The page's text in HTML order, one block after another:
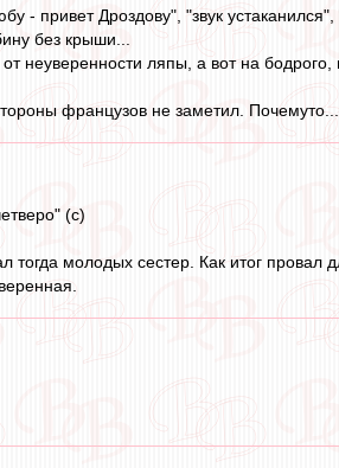
- привет Дроздову", "звук
без крыши...
неуверенности ляпы, а вот на бодрого,
французов не заметил. Почемуто...
(с)
молодых сестер. Как итог провал